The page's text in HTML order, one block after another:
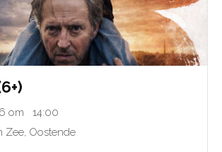
om 14:00
Zee, Oostende